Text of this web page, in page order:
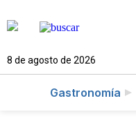
8 de agosto de 2026
Gastronomía